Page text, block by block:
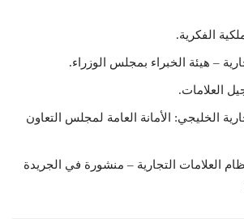
الفكرية.
– هيئة الخبراء بمجلس الوزراء.
العلامات.
الخليجي: الأمانة العامة لمجلس التعاون
لنظام العلامات التجارية – منشورة في الجريدة